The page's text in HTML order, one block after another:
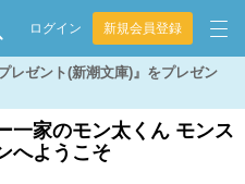
ログイン 新規会員登録
レゼント(新潮文庫)』をプレゼン
一家のモン太くん モンス
へようこそ